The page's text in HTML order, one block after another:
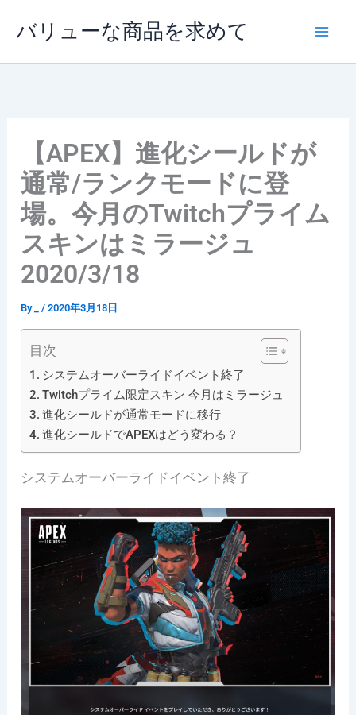
バリューな商品を求めて
【APEX】進化シールドが
通常/ランクモードに登
場。今月のTwitchプライム
スキンはミラージュ
2020/3/18
By _/2020年3月18日
目次
システムオーバーライドイベント終了
Twitchプライム限定スキン 今月はミラージュ
進化シールドが通常モードに移行
進化シールドでAPEXはどう変わる？
システムオーバーライドイベント終了